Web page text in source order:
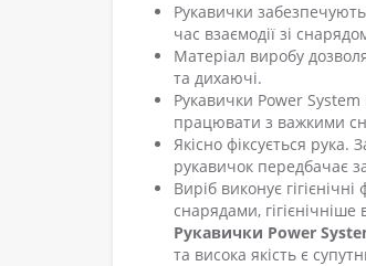
Рукавички
час взаємодії зі
Матеріал виробу
та дихаючі.
Рукавички Power
працювати з важкими
Якісно фіксується
рукавичок передбачає
Виріб виконує
снарядами,
Рукавички Power
та висока якість є